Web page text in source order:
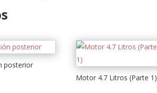
posterior
Motor 4.7 Litros (Parte 1)